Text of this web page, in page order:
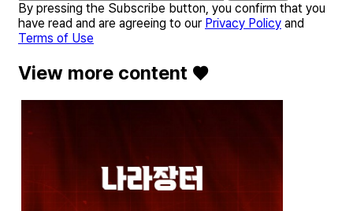
By pressing the Subscribe button, you confirm that you
have read and are agreeing to our Privacy Policy and
Terms of Use
View more content ♥️